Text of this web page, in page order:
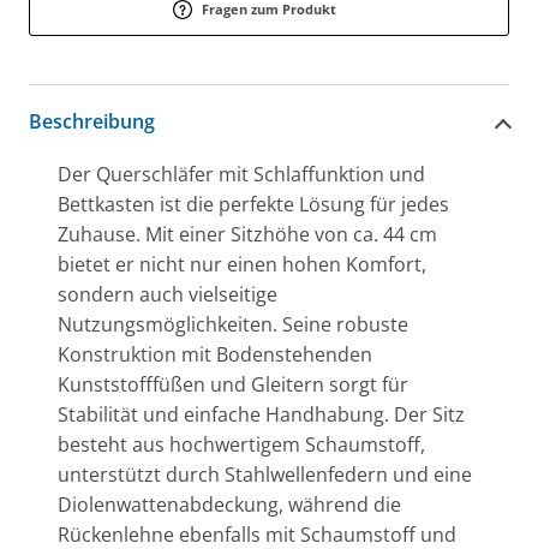
Fragen zum Produkt
Beschreibung
Der Querschläfer mit Schlaffunktion und
Bettkasten ist die perfekte Lösung für jedes
Zuhause. Mit einer Sitzhöhe von ca. 44 cm
bietet er nicht nur einen hohen Komfort,
sondern auch vielseitige
Nutzungsmöglichkeiten. Seine robuste
Konstruktion mit Bodenstehenden
Kunststofffüßen und Gleitern sorgt für
Stabilität und einfache Handhabung. Der Sitz
besteht aus hochwertigem Schaumstoff,
unterstützt durch Stahlwellenfedern und eine
Diolenwattenabdeckung, während die
Rückenlehne ebenfalls mit Schaumstoff und